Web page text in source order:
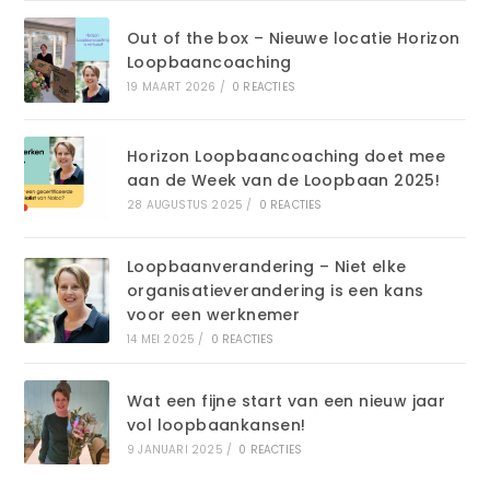
Out of the box – Nieuwe locatie Horizon
Loopbaancoaching
19 MAART 2026 / 0 REACTIES
Horizon Loopbaancoaching doet mee
aan de Week van de Loopbaan 2025!
28 AUGUSTUS 2025 / 0 REACTIES
Loopbaanverandering – Niet elke
organisatieverandering is een kans
voor een werknemer
14 MEI 2025 / 0 REACTIES
Wat een fijne start van een nieuw jaar
vol loopbaankansen!
9 JANUARI 2025 / 0 REACTIES